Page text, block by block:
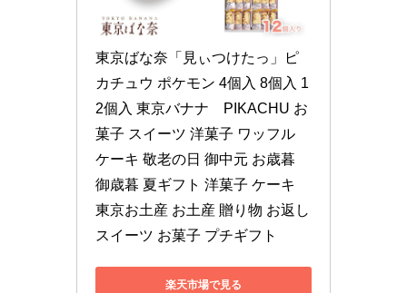
東京ばな奈「見ぃつけたっ」ピ
カチュウ ポケモン 4個入 8個入 1
2個入 東京バナナ　PIKACHU お
菓子 スイーツ 洋菓子 ワッフル
ケーキ 敬老の日 御中元 お歳暮
御歳暮 夏ギフト 洋菓子 ケーキ
東京お土産 お土産 贈り物 お返し
スイーツ お菓子 プチギフト
楽天市場で見る